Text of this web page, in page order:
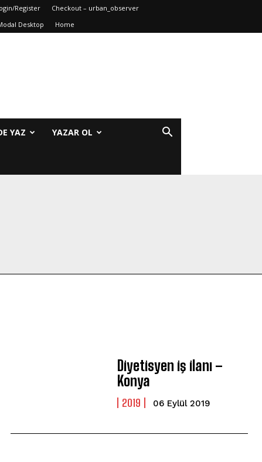
Register
Checkout – urban_observer
Desktop Home
YAZ YAZAR OL
Diyetisyen iş ilanı –
Konya
2019 06 Eylül 2019